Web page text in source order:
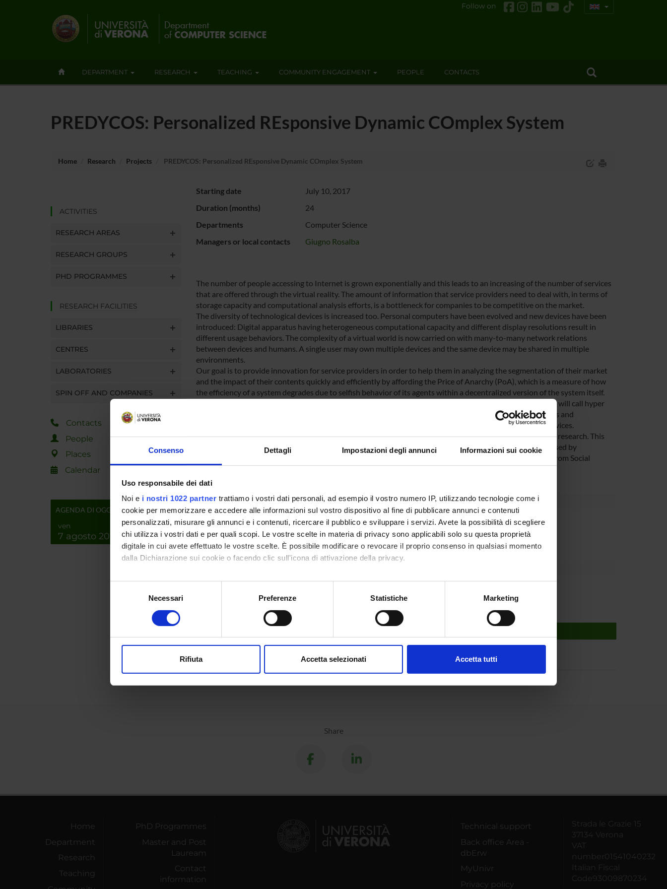
Consenso Dettagli Impostazioni degli annunci Informazioni sui cookie
Uso responsabile dei dati
Noi e i nostri 1022 partner trattiamo i vostri dati personali, ad esempio il vostro numero IP, utilizzando tecnologie come i
cookie per memorizzare e accedere alle informazioni sul vostro dispositivo al fine di pubblicare annunci e contenuti
personalizzati, misurare gli annunci e i contenuti, ricercare il pubblico e sviluppare i servizi. Avete la possibilità di scegliere
chi utilizza i vostri dati e per quali scopi. Le vostre scelte in materia di privacy sono applicabili solo su questa proprietà
digitale in cui avete effettuato le vostre scelte. È possibile modificare o revocare il proprio consenso in qualsiasi momento
dalla Dichiarazione sui cookie o facendo clic sull'icona di attivazione della privacy.
Con il tuo consenso, vorremmo anche:
raccogliere informazioni sulla tua posizione geografica, con un'approssimazione di qualche metro,
digitali).
modificare o ritirare il tuo consenso in qualsiasi momento dalla Dichiarazione sui cookie.
Necessari Preferenze Statistiche Marketing
Rifiuta Accetta selezionati Accetta tutti
Follow on
DEPARTMENT RESEARCH TEACHING COMMUNITY ENGAGEMENT PEOPLE CONTACTS
PREDYCOS: Personalized REsponsive Dynamic COmplex System
Home Research Projects PREDYCOS: Personalized REsponsive Dynamic COmplex System
ACTIVITIES
RESEARCH AREAS
RESEARCH GROUPS
PHD PROGRAMMES
RESEARCH FACILITIES
LIBRARIES
CENTRES
LABORATORIES
SPIN OFF AND COMPANIES
Contacts
People
Places
Calendar
AGENDA DI OGGI
ven
7 agosto 2026
Starting date
July 10, 2017
Duration (months)
24
Departments
Computer Science
Managers or local contacts
Giugno Rosalba
The number of people accessing to Internet is grown exponentially and this leads to an increasing of the number of services
that are offered through the virtual reality. The amount of information that service providers need to deal with, in terms of
storage capacity and computational analysis efforts, is a bottleneck for companies to be competitive on the market.
The diversity of technological devices is increased too. Personal computers have been evolved and new devices have been
introduced: Digital apparatus having heterogeneous computational capacity and different display resolutions result in
different usage behaviors. The complexity of a virtual world is now carried on with many-to-many network relations
between devices and humans. A single user may own multiple devices and the same device may be shared in multiple
environments.
Our goal is to provide innovation for service providers in order to help them in analyzing the segmentation of their market
and the impact of their contents quickly and efficiently by affording the Price of Anarchy (PoA), which is a measure of how
the efficiency of a system degrades due to selfish behavior of its agents within a decentralized version of the system itself.
We will build a responsive infrastructure for modelling the current evolving digital user behaviour, what we will call hyper
targeting behaviour, focusing on strong theoretical Big data model called graph databases, network analysis and
recommendation systems, paying attention to the intrigued network of relations among users and their devices.
We hypothesize that the value of the proposed innovation will have a substantial impact in the market and research. This
hypothesis is strongly supported by the deep knowledge of the team members on (i) the current systems used by
international companies (the partner is a leader on the market), and on (ii) applying and designing models from Social
Complex System since they share common dynamics with Biological Systems.
SPONSORS:
Funds:assigned and managed by the department
Bioinformatica e informatica medica
Life and medical sciences
Share
Home
Department
Research
Teaching
PhD Programmes
Master and Post
Lauream
Contact
information
Technical support
Back office Area -
dbErw
MyUnivr
Privacy policy
Strada le Grazie 15
37134 Verona
VAT
number01541040232
Italian Fiscal
Code93009870234